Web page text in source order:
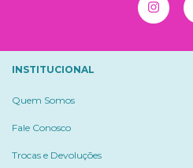
INSTITUCIONAL
Quem Somos
Fale Conosco
Trocas e Devoluções